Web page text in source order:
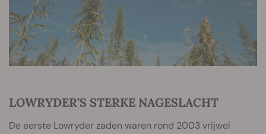
LOWRYDER’S STERKE NAGESLACHT
De eerste Lowryder zaden waren rond 2003 vrijwel